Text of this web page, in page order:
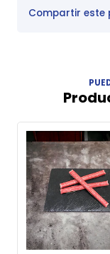
Compartir este